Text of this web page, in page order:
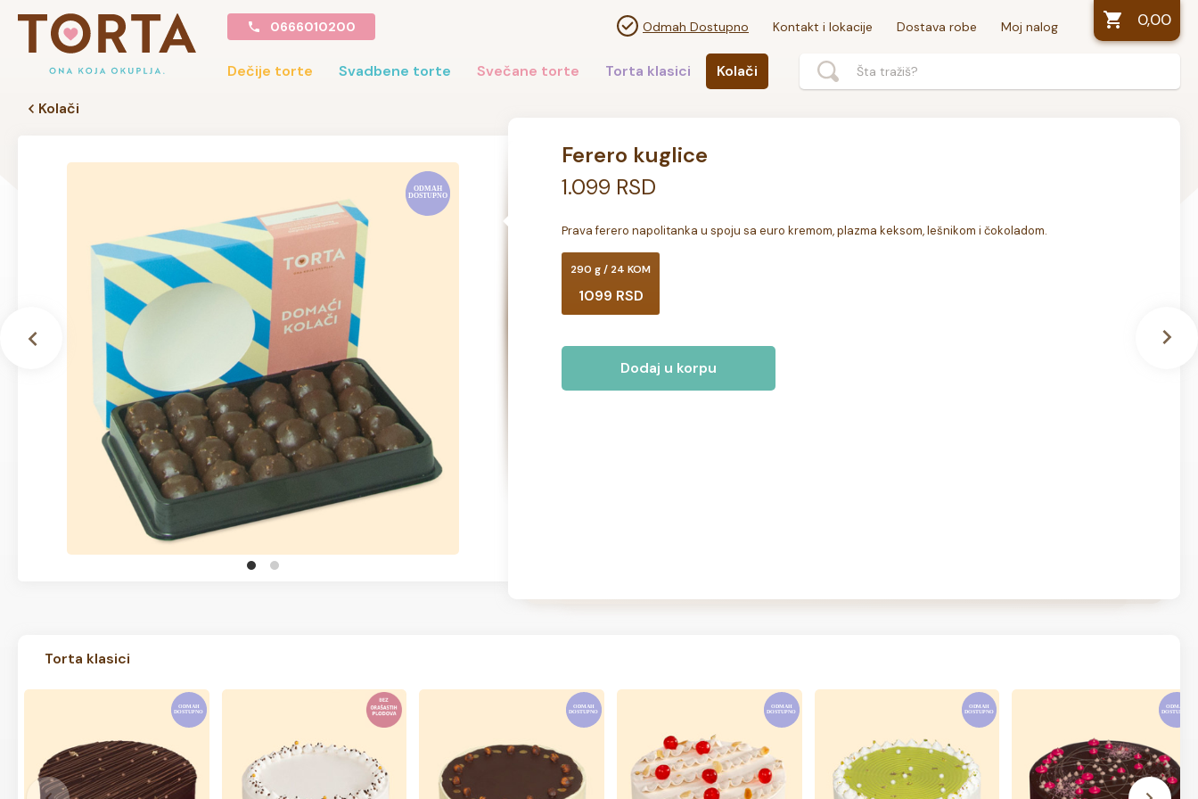
0666010200 Odmah Dostupno Kontakt i lokacije Dostava robe Moj nalog 0,00
Dečije torte Svadbene torte Svečane torte Torta klasici
Kolači
Kolači
Ferero kuglice
1.099 RSD
Prava ferero napolitanka u spoju sa euro kremom, plazma keksom, lešnikom i čokoladom.
290 g / 24 KOM
1099 RSD
Dodaj u korpu
Torta klasici